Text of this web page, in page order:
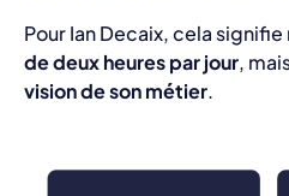
Pour Ian Decaix, cela
de deux heures par jour,
vision de son métier.